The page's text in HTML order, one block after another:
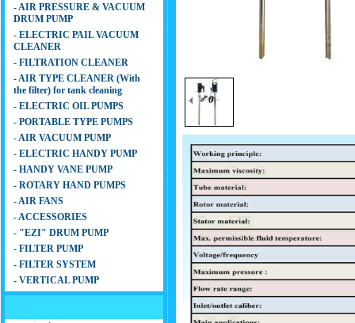
- AIR PRESSURE & VACUUM
DRUM PUMP
- ELECTRIC PAIL VACUUM
CLEANER
- FILTRATION CLEANER
- AIR TYPE CLEANER (With
the filter) for tank cleaning
- ELECTRIC OIL PUMPS
- PORTABLE TYPE PUMPS
- AIR VACUUM PUMP
- ELECTRIC HANDY PUMP
- HANDY VANE PUMP
- ROTARY HAND PUMPS
- AIR FANS
- ACCESSORIES
- "EZI" DRUM PUMP
- FILTER PUMP
- FILTER SYSTEM
- VERTICAL PUMP